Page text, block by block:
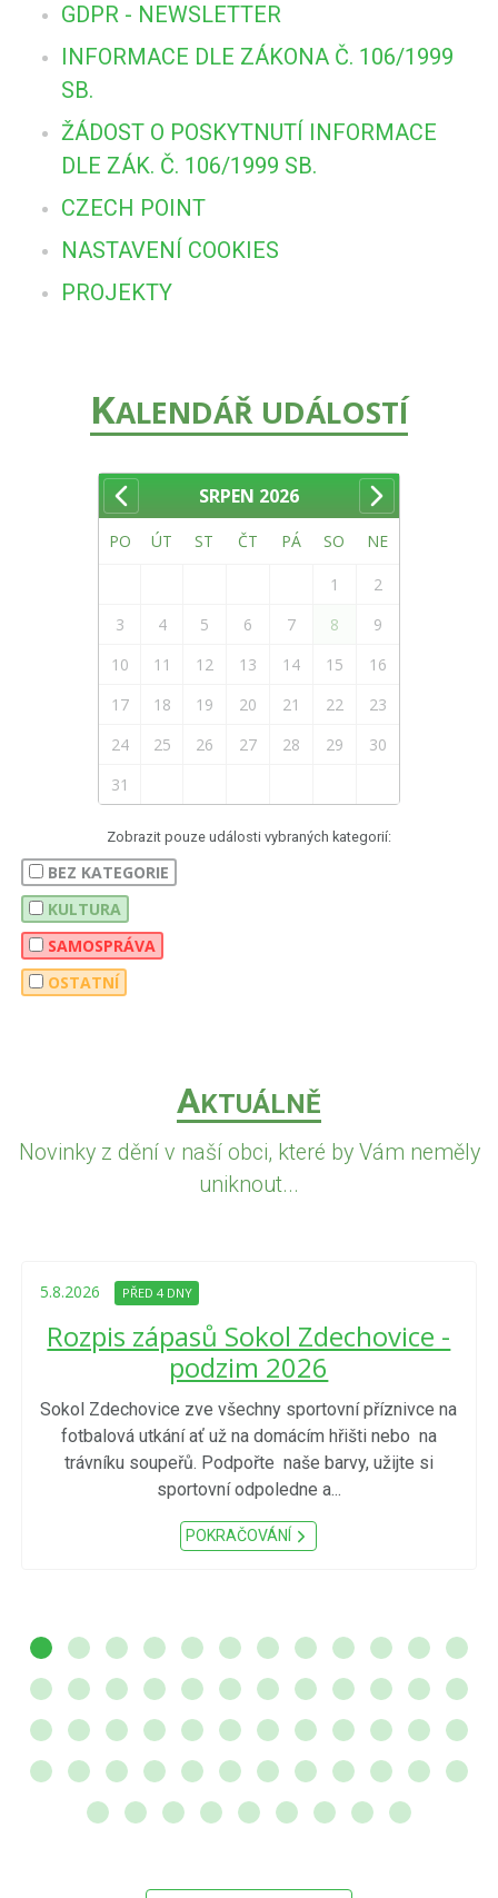
GDPR - NEWSLETTER
INFORMACE DLE ZÁKONA Č. 106/1999
SB.
ŽÁDOST O POSKYTNUTÍ INFORMACE
DLE ZÁK. Č. 106/1999 SB.
CZECH POINT
NASTAVENÍ COOKIES
PROJEKTY
KALENDÁŘ UDÁLOSTÍ
SRPEN 2026
PO ÚT ST ČT PÁ SO NE
1
2
3
4 5 6 7 8
9
10
11 12 13 14 15
16
17
18 19 20 21 22
23
24
25 26 27 28 29
30
31
Zobrazit pouze události vybraných kategorií:
BEZ KATEGORIE
KULTURA
SAMOSPRÁVA
OSTATNÍ
AKTUÁLNĚ
Novinky z dění v naší obci, které by Vám neměly
uniknout...
5.8.2026 PŘED 4 DNY
Rozpis zápasů Sokol Zdechovice -
podzim 2026
Sokol Zdechovice zve všechny sportovní příznivce na
fotbalová utkání ať už na domácím hřišti nebo na
trávníku soupeřů. Podpořte naše barvy, užijte si
sportovní odpoledne a...
POKRAČOVÁNÍ